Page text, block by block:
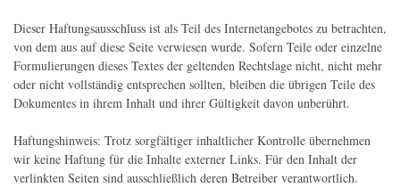
Dieser Haftungsausschluss ist als Teil des Internetangebotes zu betrachten,
von dem aus auf diese Seite verwiesen wurde. Sofern Teile oder einzelne
Formulierungen dieses Textes der geltenden Rechtslage nicht, nicht mehr
oder nicht vollständig entsprechen sollten, bleiben die übrigen Teile des
Dokumentes in ihrem Inhalt und ihrer Gültigkeit davon unberührt.
Haftungshinweis: Trotz sorgfältiger inhaltlicher Kontrolle übernehmen
wir keine Haftung für die Inhalte externer Links. Für den Inhalt der
verlinkten Seiten sind ausschließlich deren Betreiber verantwortlich.